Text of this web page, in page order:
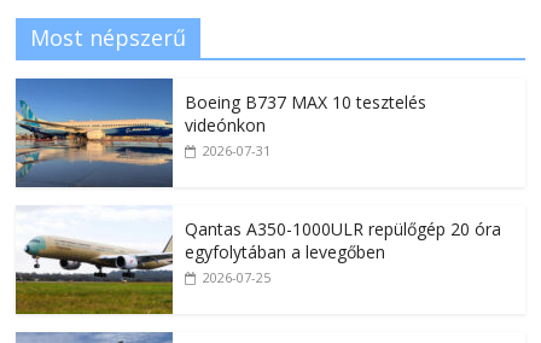
Most népszerű
Boeing B737 MAX 10 tesztelés
videónkon
2026-07-31
Qantas A350-1000ULR repülőgép 20 óra
egyfolytában a levegőben
2026-07-25